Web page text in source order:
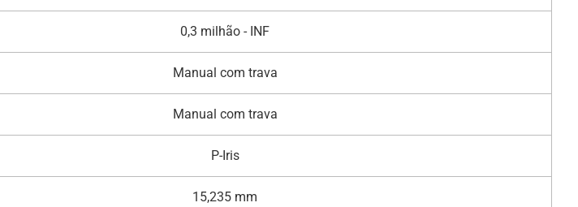
0,3 milhão - INF
Manual com trava
Manual com trava
P-Iris
15,235 mm